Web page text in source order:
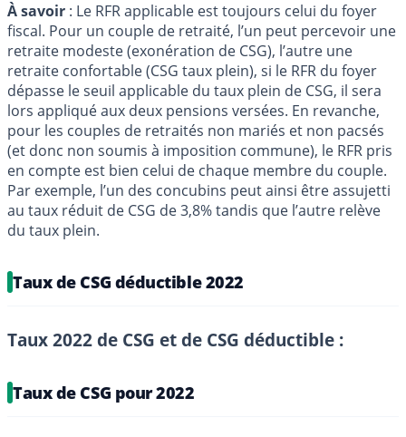
À savoir : Le RFR applicable est toujours celui du foyer
fiscal. Pour un couple de retraité, l’un peut percevoir une
retraite modeste (exonération de CSG), l’autre une
retraite confortable (CSG taux plein), si le RFR du foyer
dépasse le seuil applicable du taux plein de CSG, il sera
lors appliqué aux deux pensions versées. En revanche,
pour les couples de retraités non mariés et non pacsés
(et donc non soumis à imposition commune), le RFR pris
en compte est bien celui de chaque membre du couple.
Par exemple, l’un des concubins peut ainsi être assujetti
au taux réduit de CSG de 3,8% tandis que l’autre relève
du taux plein.
Taux de CSG déductible 2022
Taux 2022 de CSG et de CSG déductible :
Taux de CSG pour 2022